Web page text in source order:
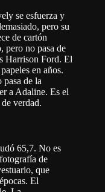
se esfuerza y
, pero su
de cartón
pero no pasa de
Harrison Ford. El
en años.
pasa de la
a Adaline. Es el
verdad.
65,7. No es
de
que
. El